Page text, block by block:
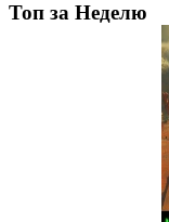
Топ за Неделю